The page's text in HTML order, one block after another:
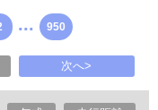
... 950
次へ>